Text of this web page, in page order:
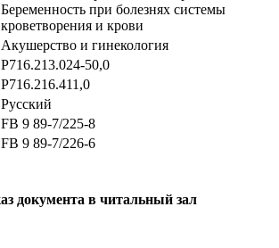
Беременность при болезнях системы
кроветворения и крови
Акушерство и гинекология
Р716.213.024-50,0
Р716.216.411,0
Русский
FB 9 89-7/225-8
FB 9 89-7/226-6
документа в читальный зал